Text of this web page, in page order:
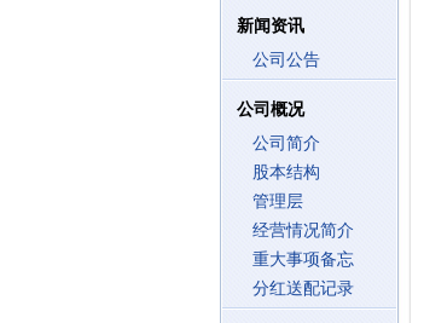
新闻资讯
公司公告
公司概况
公司简介
股本结构
管理层
经营情况简介
重大事项备忘
分红送配记录